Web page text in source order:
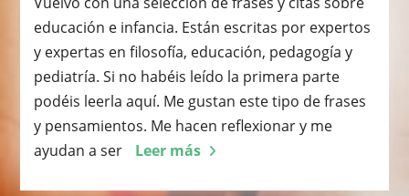
educación e infancia. Están escritas por expertos
y expertas en filosofía, educación, pedagogía y
pediatría. Si no habéis leído la primera parte
podéis leerla aquí. Me gustan este tipo de frases
y pensamientos. Me hacen reflexionar y me
ayudan a ser
Leer más